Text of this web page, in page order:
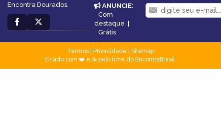
Encontra Dourados.
ANUNCIE:
Com
destaque |
Grátis
Termos| Privacidade
Sitemap
Criado com ❤️ e ☕ pelo time do EncontraBrasil